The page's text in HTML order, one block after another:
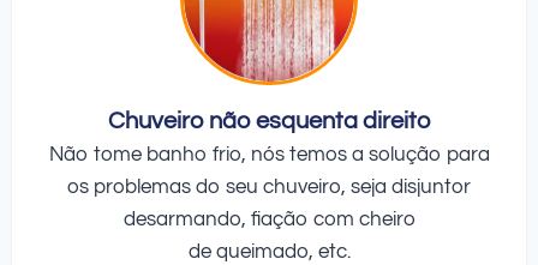
Chuveiro não esquenta direito
Não tome banho frio, nós temos a solução para
os problemas do seu chuveiro, seja disjuntor
desarmando, fiação com cheiro
de queimado, etc.